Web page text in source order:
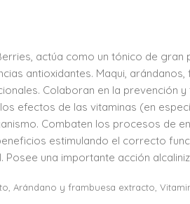
actúa como un tónico de gran
antioxidantes. Maqui, arándanos,
Colaboran en la prevención
efectos de las vitaminas (en
Combaten los procesos de
estimulando el correcto
una importante acción
Arándano y frambuesa extracto,